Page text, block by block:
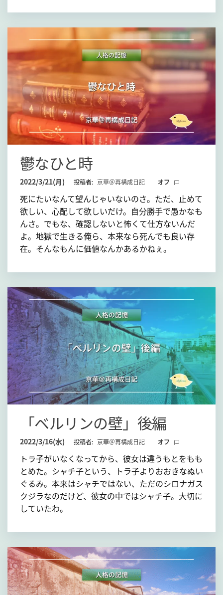
鬱なひと時
2022/3/21(月) 投稿者: 京華＠再構成日記 オフ
死にたいなんて望んじゃいないのさ。ただ、止めて
欲しい、心配して欲しいだけ。自分勝手で愚かなも
んさ。でもな、確認しないと怖くて仕方ないんだ
よ。地獄で生きる俺ら、本来なら死んでも良い存
在。そんなもんに価値なんかあるかねぇ。
「ベルリンの壁」後編
2022/3/16(水) 投稿者: 京華＠再構成日記 オフ
トラ子がいなくなってから、彼女は違うもとをもも
とめた。シャチ子という、トラ子よりおおきなぬい
ぐるみ。本来はシャチではない、ただのシロナガス
クジラなのだけど、彼女の中ではシャチ子。大切に
していたわ。